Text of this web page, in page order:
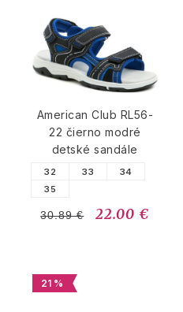
American Club RL56-
22 čierno modré
detské sandále
32 33
34
35
30.89 € 22.00 €
21 %